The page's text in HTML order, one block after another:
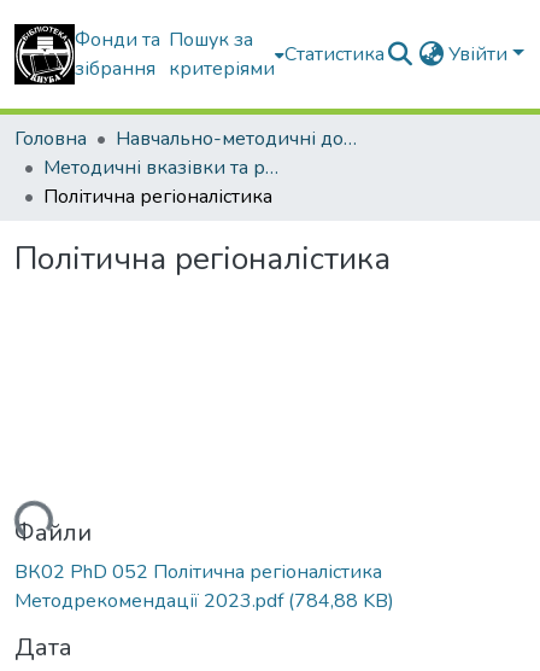
Фонди та
зібрання
Пошук за
критеріями
Статистика Увійти
Головна
Навчально-методичні документи
Методичні вказівки та рекомендації
Політична регіоналістика
Політична регіоналістика
Файли
ВК02 PhD 052 Політична регіоналістика
Методрекомендації 2023.pdf(784,88 KB)
Дата